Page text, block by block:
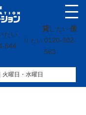
たい
544
貸し たい 借
り たい 0120-302-
563
火曜⽇・水曜⽇
福島県いわき市錦町成